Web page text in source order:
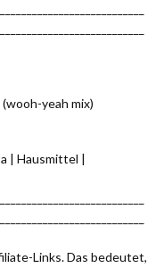
yeah mix)
| Hausmittel |
Links. Das bedeutet,